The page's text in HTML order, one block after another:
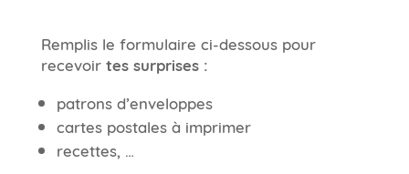
Remplis le formulaire ci-dessous pour
recevoir tes surprises :
patrons d’enveloppes
cartes postales à imprimer
recettes, …